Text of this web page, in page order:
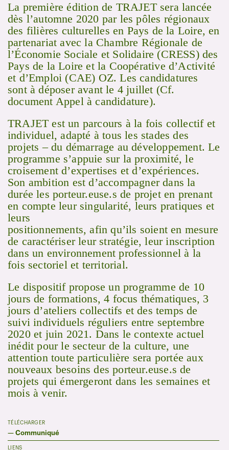
La première édition de TRAJET sera lancée
dès l’automne 2020 par les pôles régionaux
des filières culturelles en Pays de la Loire, en
partenariat avec la Chambre Régionale de
l’Économie Sociale et Solidaire (CRESS) des
Pays de la Loire et la Coopérative d’Activité
et d’Emploi (CAE) OZ. Les candidatures
sont à déposer avant le 4 juillet (Cf.
document Appel à candidature).
TRAJET est un parcours à la fois collectif et
individuel, adapté à tous les stades des
projets – du démarrage au développement. Le
programme s’appuie sur la proximité, le
croisement d’expertises et d’expériences.
Son ambition est d’accompagner dans la
durée les porteur.euse.s de projet en prenant
en compte leur singularité, leurs pratiques et
leurs
positionnements, afin qu’ils soient en mesure
de caractériser leur stratégie, leur inscription
dans un environnement professionnel à la
fois sectoriel et territorial.
Le dispositif propose un programme de 10
jours de formations, 4 focus thématiques, 3
jours d’ateliers collectifs et des temps de
suivi individuels réguliers entre septembre
2020 et juin 2021. Dans le contexte actuel
inédit pour le secteur de la culture, une
attention toute particulière sera portée aux
nouveaux besoins des porteur.euse.s de
projets qui émergeront dans les semaines et
mois à venir.
TÉLÉCHARGER
— Communiqué
LIENS